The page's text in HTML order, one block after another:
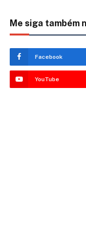
Me siga também
Facebook
YouTube